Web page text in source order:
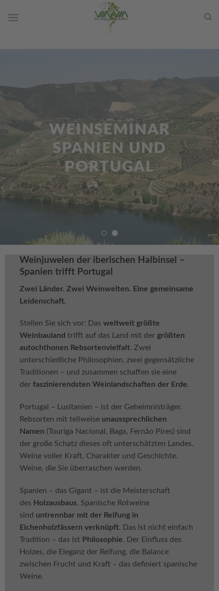
WEINSEMINAR
SPANIEN UND
PORTUGAL
Weinjuwelen der iberischen Halbinsel –
Spanien trifft Portugal
Zwei Länder. Zwei Weinwelten. Eine gemeinsame
Leidenschaft.
Stellen Sie sich vor: Das weltweit größte
Weinbauland trifft auf das Land mit der größten
autochthonen Rebsortenvielfalt. Zwei
unterschiedliche Philosophien, zwei gegensätzliche
Traditionen – und zusammen schaffen sie eine
der faszinierendsten Weinlandschaften der Erde.
Portugal – Lusitanien – ist der Geheimnisträger.
Rebsorten mit teilweise unaussprechlichen
Namen (Touriga Nacional, Baga, Fernão Pires) sind
der große Schatz dieses oft unterschätzten Landes.
Weine voller Kraft, Charakter und Geschichte.
Weine, die Sie überraschen werden.
Spanien – das Gigant – ist die Meisterschaft
des Holzausbaus. Spanische Rotweine
sind untrennbar mit der Reifung in
Eichenholzfässern verknüpft. Das ist nicht einfach
Tradition – das ist Philosophie. Der Einfluss des
Holzes, die Eleganz der Reifung, die Balance
zwischen Frucht und Kraft – das definiert spanische
Weine.